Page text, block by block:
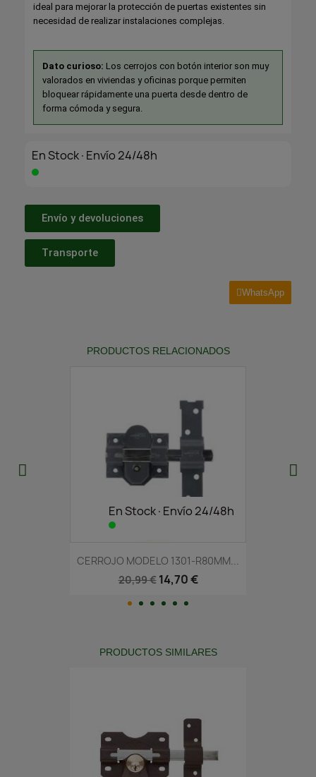
ideal para mejorar la protección de puertas existentes sin
necesidad de realizar instalaciones complejas.
Dato curioso: Los cerrojos con botón interior son muy
valorados en viviendas y oficinas porque permiten
bloquear rápidamente una puerta desde dentro de
forma cómoda y segura.
En Stock·Envío 24/48h
Envío y devoluciones
Transporte
WhatsApp
PRODUCTOS RELACIONADOS
En Stock·Envío 24/48h
CERROJO MODELO 1301-R80MM...
20,99 € 14,70 €
PRODUCTOS SIMILARES